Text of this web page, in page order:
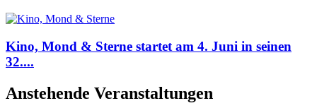
Kino, Mond & Sterne startet am 4. Juni in seinen
32....
Anstehende Veranstaltungen